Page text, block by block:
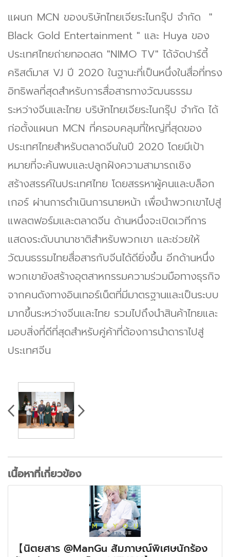
แผนก MCN ของบริษัทไทยเจียระไนกรุ๊ป จำกัด "
Black Gold Entertainment " และ Huya ของ
ประเทศไทยถ่ายทอดสด "NIMO TV" ได้จัดปาร์ตี้
คริสต์มาส VJ ปี 2020 ในฐานะที่เป็นหนึ่งในสื่อที่ทรง
อิทธิพลที่สุดสำหรับการสื่อสารทางวัฒนธรรม
ระหว่างจีนและไทย บริษัทไทยเจียระไนกรุ๊ป จำกัด ได้
ก่อตั้งแผนก MCN ที่ครอบคลุมที่ใหญ่ที่สุดของ
ประเทศไทยสำหรับตลาดจีนในปี 2020 โดยมีเป้า
หมายที่จะค้นพบและปลูกฝังความสามารถเชิง
สร้างสรรค์ในประเทศไทย โดยสรรหาผู้คนและบล็อก
เกอร์ ผ่านการดำเนินการนายหน้า เพื่อนำพวกเขาไปสู่
แพลตฟอร์มและตลาดจีน ด้านหนึ่งจะเปิดเวทีการ
แสดงระดับนานาชาติสำหรับพวกเขา และช่วยให้
วัฒนธรรมไทยสื่อสารกับจีนได้ดียิ่งขึ้น อีกด้านหนึ่ง
พวกเขายังสร้างอุตสาหกรรมความร่วมมือทางธุรกิจ
จากคนดังทางอินเทอร์เน็ตที่มีมาตรฐานและเป็นระบบ
มากขึ้นระหว่างจีนและไทย รวมไปถึงนำสินค้าไทยและ
มอบสิ่งที่ดีที่สุดสำหรับคู่ค้าที่ต้องการนำดาราไปสู่
ประเทศจีน
เนื้อหาที่เกี่ยวข้อง
【นิตยสาร @ManGu สัมภาษณ์พิเศษนักร้อง